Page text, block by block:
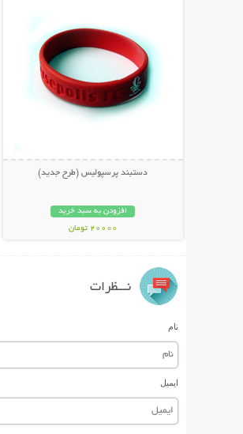
دستبند پرسپولیس (طرح جدید)
افزودن به سبد خرید
20000 تومان
نـــظرات
نام
ایمیل